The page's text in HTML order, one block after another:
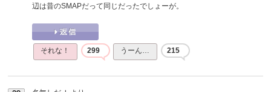
辺は昔のSMAPだって同じだったでしょーが。
それな！ 299 うーん… 215